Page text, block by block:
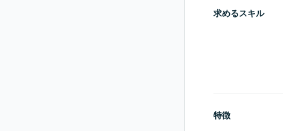
求めるスキル
特徴